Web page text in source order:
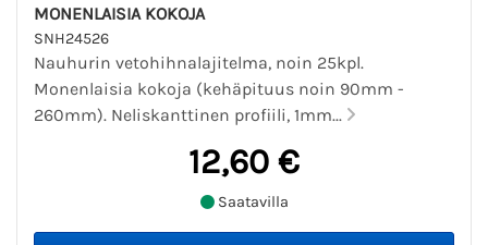
MONENLAISIA KOKOJA
SNH24526
Nauhurin vetohihnalajitelma, noin 25kpl.
Monenlaisia kokoja (kehäpituus noin 90mm -
260mm). Neliskanttinen profiili, 1mm...
12,60 €
Saatavilla